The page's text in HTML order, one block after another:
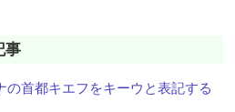
事
の首都キエフをキーウと表記する